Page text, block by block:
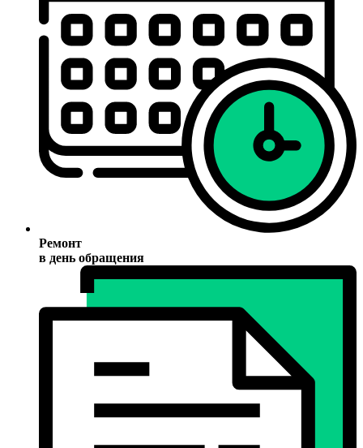
Ремонт
в день обращения